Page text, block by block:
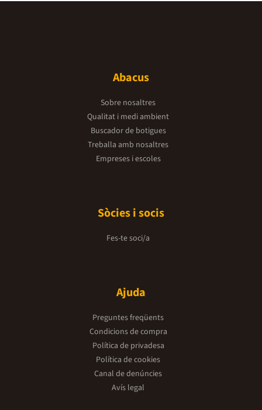
Abacus
Sobre nosaltres
Qualitat i medi ambient
Buscador de botigues
Treballa amb nosaltres
Empreses i escoles
Sòcies i socis
Fes-te soci/a
Ajuda
Preguntes freqüents
Condicions de compra
Política de privadesa
Política de cookies
Canal de denúncies
Avís legal